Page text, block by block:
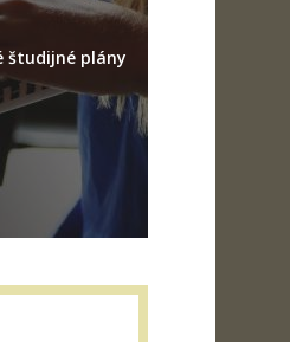
študijné plány